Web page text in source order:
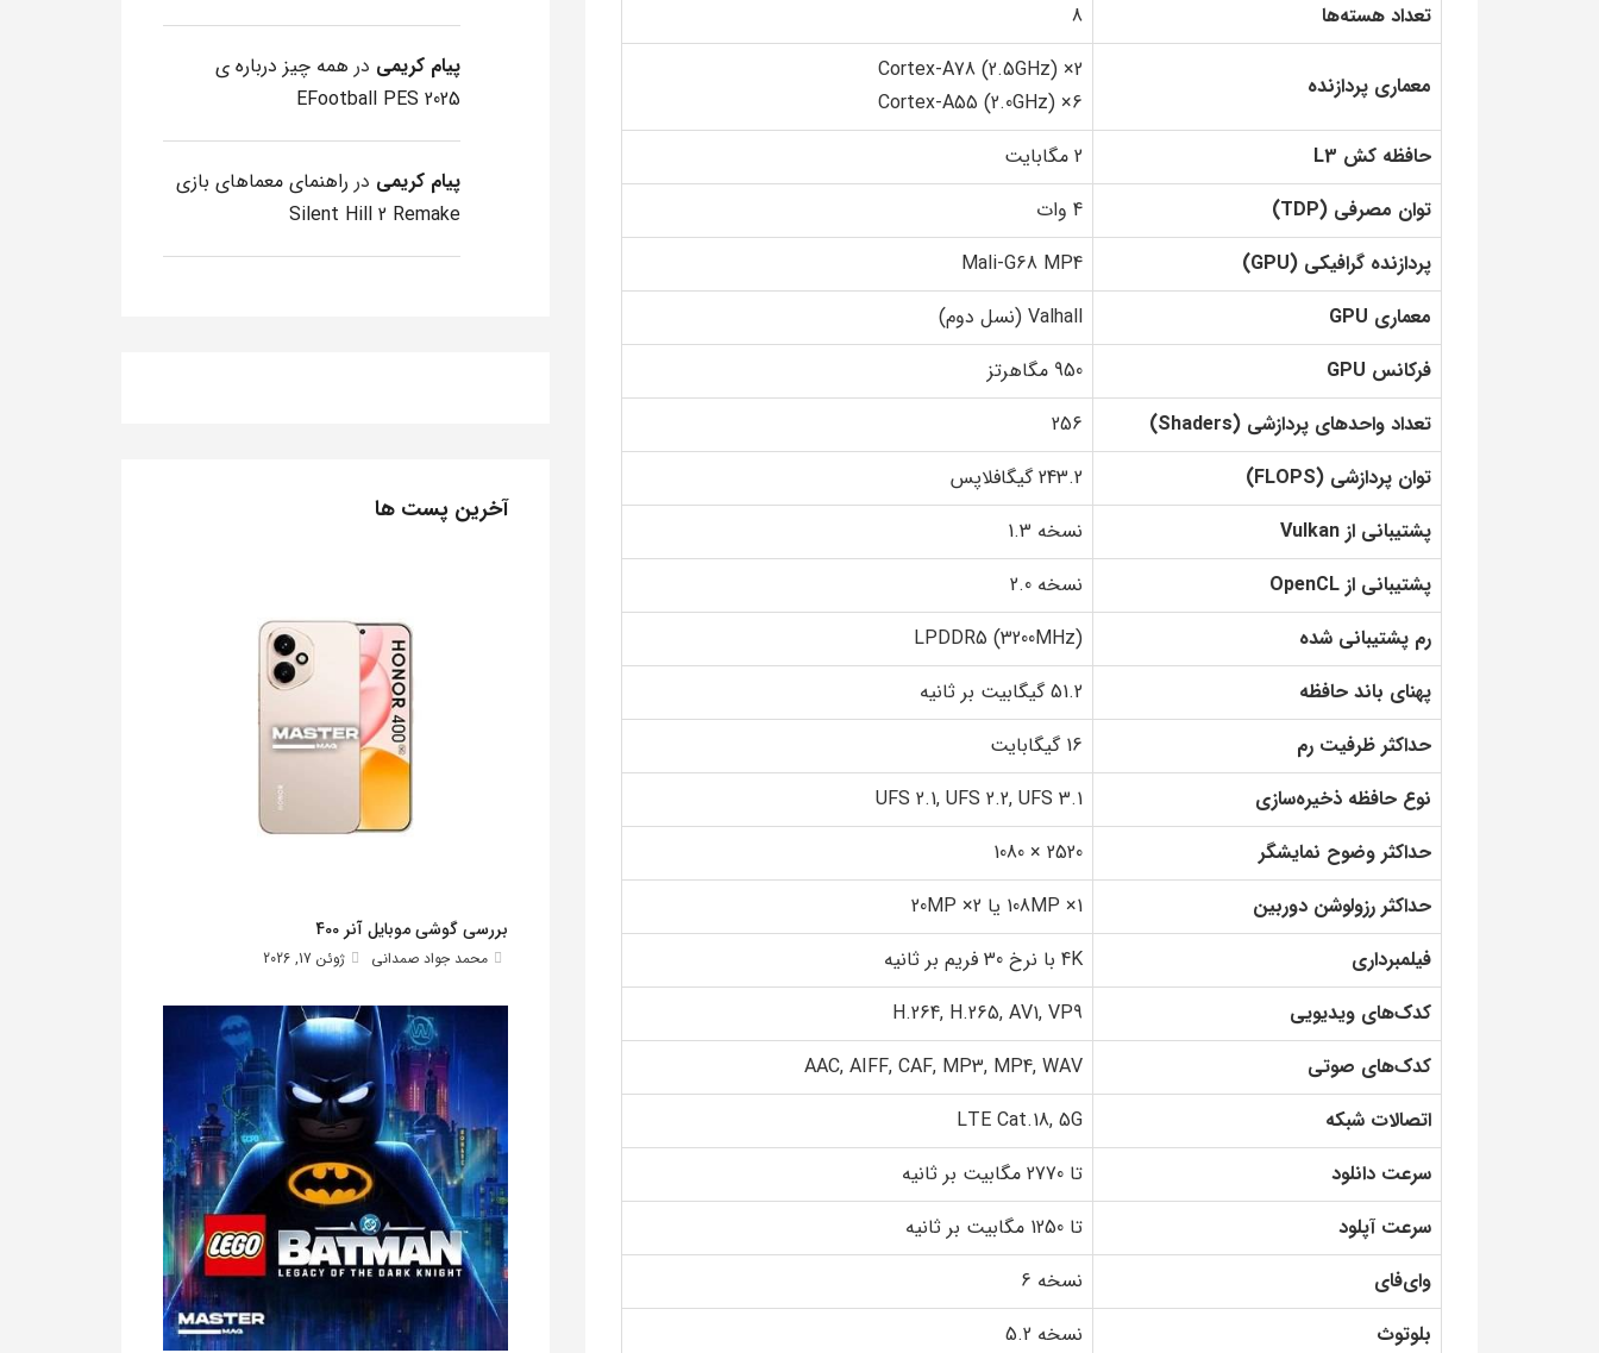
تعداد هسته‌ها
8
معماری پردازنده
2× Cortex-A78 (2.5GHz)
6× Cortex-A55 (2.0GHz)
حافظه کش L3
2 مگابایت
توان مصرفی (TDP)
4 وات
پردازنده گرافیکی (GPU)
Mali-G68 MP4
معماری GPU
Valhall (نسل دوم)
فرکانس GPU
950 مگاهرتز
تعداد واحد‌های پردازشی (Shaders)
256
توان پردازشی (FLOPS)
243.2 گیگافلاپس
پشتیبانی از Vulkan
نسخه 1.3
پشتیبانی از OpenCL
نسخه 2.0
رم پشتیبانی شده
LPDDR5 (3200MHz)
پهنای باند حافظه
51.2 گیگابیت بر ثانیه
حداکثر ظرفیت رم
16 گیگابایت
نوع حافظه ذخیره‌سازی
UFS 2.1, UFS 2.2, UFS 3.1
حداکثر وضوح نمایشگر
2520 × 1080
حداکثر رزولوشن دوربین
1× 108MP یا 2× 20MP
فیلمبرداری
4K با نرخ 30 فریم بر ثانیه
کدک‌های ویدیویی
H.264, H.265, AV1, VP9
کدک‌های صوتی
AAC, AIFF, CAF, MP3, MP4, WAV
اتصالات شبکه
LTE Cat.18, 5G
سرعت دانلود
تا 2770 مگابیت بر ثانیه
سرعت آپلود
تا 1250 مگابیت بر ثانیه
وای‌فای
نسخه 6
بلوتوث
نسخه 5.2
پیام کریمی در همه چیز درباره ی
EFootball PES 2025
پیام کریمی در راهنمای معماهای بازی
Silent Hill 2 Remake
آخرین پست ها
بررسی گوشی موبایل آنر 400
محمد جواد صمدانی ژوئن 17, 2026